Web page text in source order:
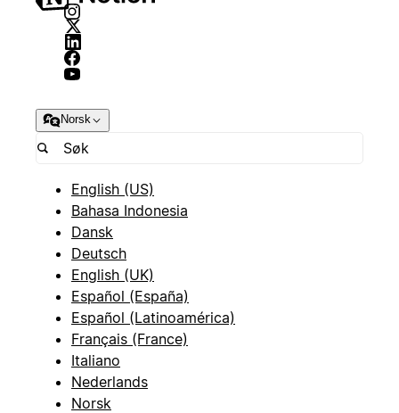
Norsk
English (US)
Bahasa Indonesia
Dansk
Deutsch
English (UK)
Español (España)
Español (Latinoamérica)
Français (France)
Italiano
Nederlands
Norsk